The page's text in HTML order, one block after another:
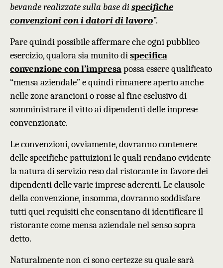
bevande realizzate sulla base dispecifiche
convenzioni con i datori di lavoro”.
Parequindipossibile affermare che ogni pubblico
esercizio, qualorasiamunito dispecifica
convenzione con l’impresapossa essere qualificato
“mensa aziendale” e quindi rimanere aperto anche
nelle zone arancioni o rosse al fineesclusivodi
somministrare il vitto ai dipendenti delleimprese
convenzionate.
Le convenzioni, ovviamente, dovranno contenere
delle specifiche pattuizioni le quali rendano evidente
la natura di servizio reso dal ristorante in favore dei
dipendenti delle varie imprese aderenti. Le clausole
della convenzione, insomma, dovranno soddisfare
tutti quei requisiti che consentano di identificare il
ristorante come mensa aziendalenel senso sopra
detto.
Naturalmente non ci sono certezze su quale sarà